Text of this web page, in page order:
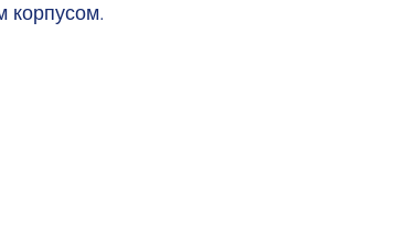
корпусом.